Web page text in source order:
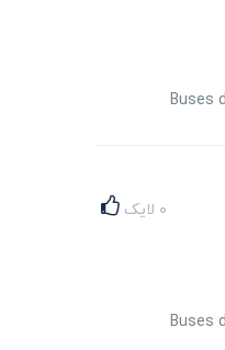
Buses
۰ لایک
Buses